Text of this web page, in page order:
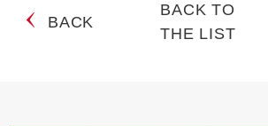
BACK
BACK TO
THE LIST